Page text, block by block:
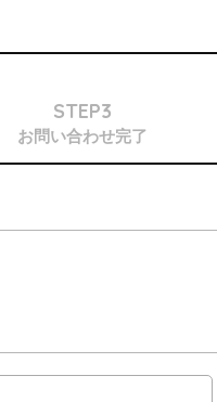
STEP3
お問い合わせ完了